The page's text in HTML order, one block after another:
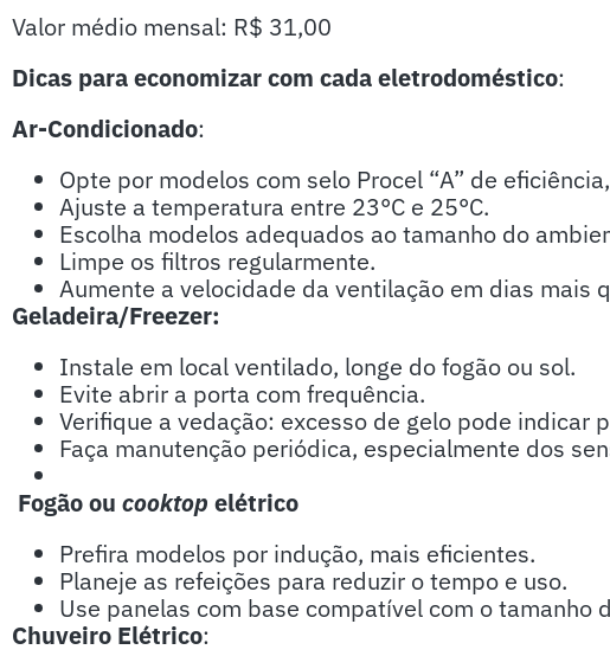
Valor médio mensal: R$ 31,00
Dicas para economizar com cada eletrodoméstico:
Ar-Condicionado:
Opte por modelos com selo Procel “A” de
Ajuste a temperatura entre 23°C e 25°C.
Escolha modelos adequados ao tamanho do
Limpe os filtros regularmente.
Aumente a velocidade da ventilação em dias mais
Geladeira/Freezer:
Instale em local ventilado, longe do fogão ou sol.
Evite abrir a porta com frequência.
Verifique a vedação: excesso de gelo pode indicar
Faça manutenção periódica, especialmente dos
Fogão ou cooktop elétrico
Prefira modelos por indução, mais eficientes.
Planeje as refeições para reduzir o tempo e uso.
Use panelas com base compatível com o tamanho
Chuveiro Elétrico: